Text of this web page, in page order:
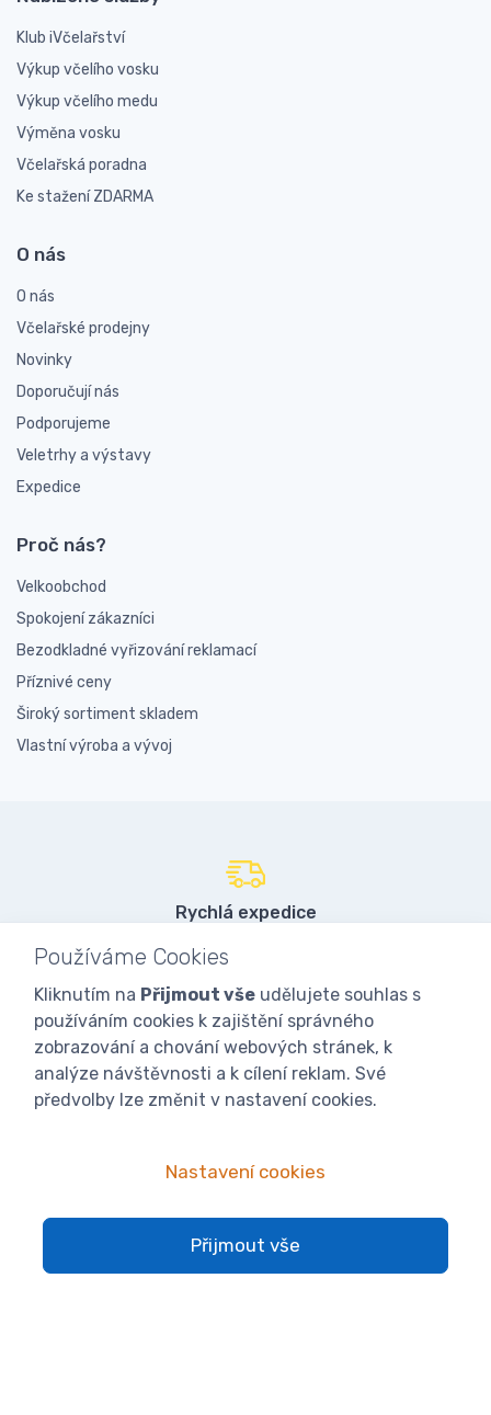
Klub iVčelařství
Výkup včelího vosku
Výkup včelího medu
Výměna vosku
Včelařská poradna
Ke stažení ZDARMA
O nás
O nás
Včelařské prodejny
Novinky
Doporučují nás
Podporujeme
Veletrhy a výstavy
Expedice
Proč nás?
Velkoobchod
Spokojení zákazníci
Bezodkladné vyřizování reklamací
Příznivé ceny
Široký sortiment skladem
Vlastní výroba a vývoj
Rychlá expedice
Vlastní sklady
přes 3000 položek skladem
a sklad přes 2000 m2
Skvělá cena a kvalita
Používáme Cookies
Kliknutím na Přijmout vše udělujete souhlas s
používáním cookies k zajištění správného
zobrazování a chování webových stránek, k
analýze návštěvnosti a k cílení reklam. Své
předvolby lze změnit v nastavení cookies.
Nastavení cookies
Přijmout vše